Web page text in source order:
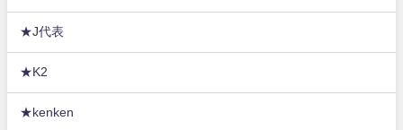
★J代表
★K2
★kenken